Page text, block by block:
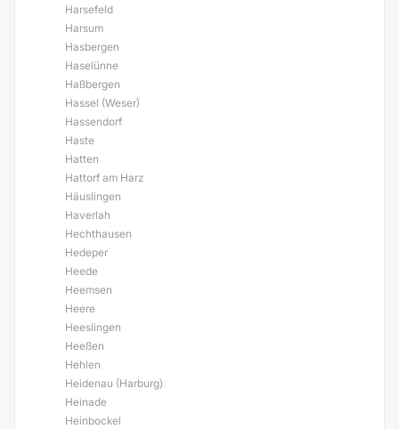
Harsefeld
Harsum
Hasbergen
Haselünne
Haßbergen
Hassel (Weser)
Hassendorf
Haste
Hatten
Hattorf am Harz
Häuslingen
Haverlah
Hechthausen
Hedeper
Heede
Heemsen
Heere
Heeslingen
Heeßen
Hehlen
Heidenau (Harburg)
Heinade
Heinbockel